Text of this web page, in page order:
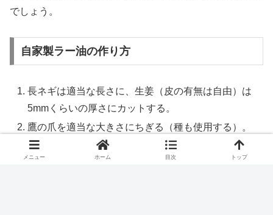
でしょう。
自家製ラー油の作り方
長ネギは適当な長さに、生姜（皮の有無は自由）は
5mmくらいの厚さにカットする。
鷹の爪を適当な大きさにちぎる（種も使用する）。
フライパン（深い鍋のほうが安全）に油を入れてか
ら火をつける。
メニュー ホーム 目次 トップ